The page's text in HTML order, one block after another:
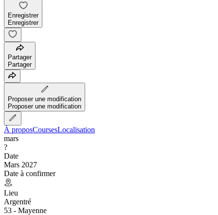
Enregistrer
Enregistrer
Partager
Partager
Proposer une modification
Proposer une modification
À proposCoursesLocalisation
mars
?
Date
Mars 2027
Date à confirmer
Lieu
Argentré
53 - Mayenne